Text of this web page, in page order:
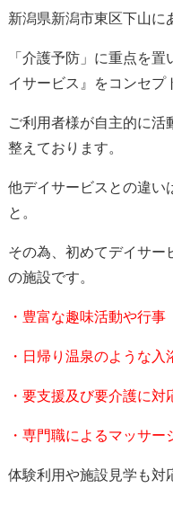
新潟県新潟市東区下山に
「介護予防」に重点を
イサービス』をコンセプ
ご利用者様が自主的に活
整えております。
他デイサービスとの違い
と。
その為、初めてデイサー
の施設です。
・豊富な趣味活動や行事
・日帰り温泉のような入
・要支援及び要介護に対
・専門職によるマッサー
体験利用や施設見学も対